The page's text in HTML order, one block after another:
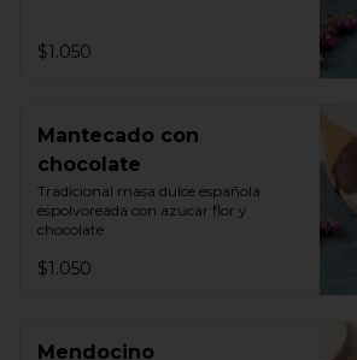
$1.050
Mantecado con
chocolate
Tradicional masa dulce española
espolvoreada con azucar flor y
chocolate
$1.050
Mendocino